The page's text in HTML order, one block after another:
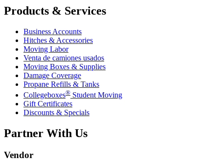
Products & Services
Business Accounts
Hitches & Accessories
Moving Labor
Venta de camiones usados
Moving Boxes & Supplies
Damage Coverage
Propane Refills & Tanks
Collegeboxes® Student Moving
Gift Certificates
Discounts & Specials
Partner With Us
Vendor